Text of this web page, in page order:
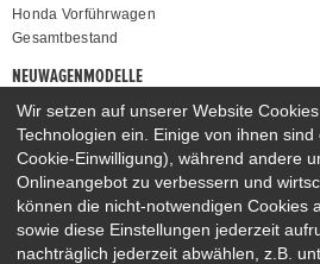
Honda Vorführwagen
Gesamtbestand
NEUWAGENMODELLE
HONDA JAZZ E:HEV
HONDA
HONDA PRELUDE E:HEV
HONDA
HONDA ZR-V E:HEV
HONDA
Wir setzen auf unserer Website
Technologien ein. Einige von ihnen
Cookie-Einwilligung), während andere
Onlineangebot zu verbessern und
können die nicht-notwendigen Cookies
sowie diese Einstellungen jederzeit
nachträglich jederzeit abwählen, z.B.